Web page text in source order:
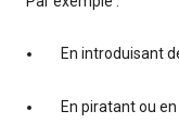
En introduisant
En piratant ou